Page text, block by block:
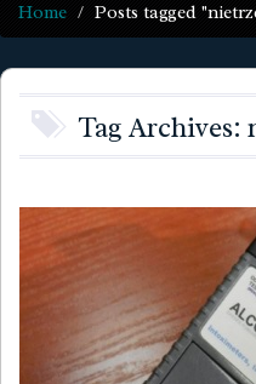
Home Posts tagged
Tag Archives: